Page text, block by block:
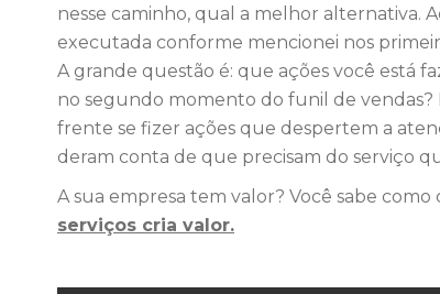
nesse caminho, qual a melhor alternativa.
executada conforme mencionei nos
A grande questão é: que ações você está
no segundo momento do funil de vendas?
frente se fizer ações que despertem a
deram conta de que precisam do serviço
A sua empresa tem valor? Você sabe como
serviços cria valor.